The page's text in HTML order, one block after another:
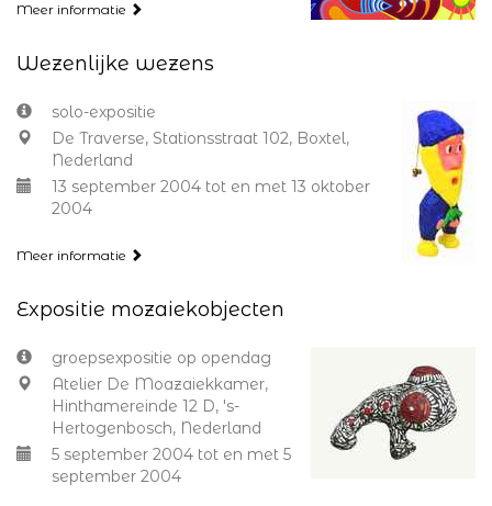
Meer informatie
Wezenlijke wezens
solo-expositie
De Traverse, Stationsstraat 102, Boxtel,
Nederland
13 september 2004 tot en met 13 oktober
2004
Meer informatie
Expositie mozaiekobjecten
groepsexpositie op opendag
Atelier De Moazaiekkamer,
Hinthamereinde 12 D, 's-
Hertogenbosch, Nederland
5 september 2004 tot en met 5
september 2004